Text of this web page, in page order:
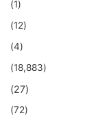
(1)
(12)
(4)
(18,883)
(27)
(72)